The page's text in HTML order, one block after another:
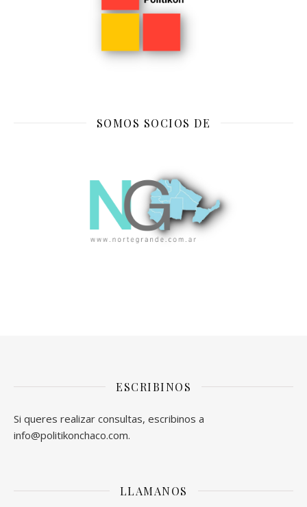
SOMOS SOCIOS DE
ESCRIBINOS
Si queres realizar consultas, escribinos a
info@politikonchaco.com.
LLAMANOS